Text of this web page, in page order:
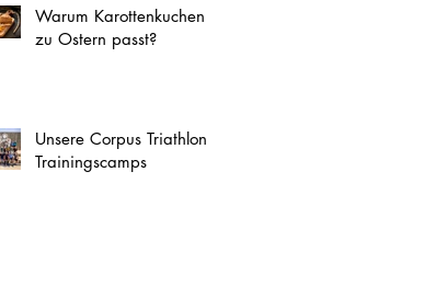
Warum Karottenkuchen
zu Ostern passt?
Unsere Corpus Triathlon
Trainingscamps